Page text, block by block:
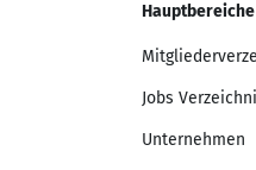
Hauptbereiche
Jobs
Unternehmen